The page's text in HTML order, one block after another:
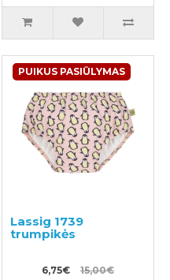
PUIKUS PASIŪLYMAS
Lassig 1739
trumpikės
6,75€ 15,00€